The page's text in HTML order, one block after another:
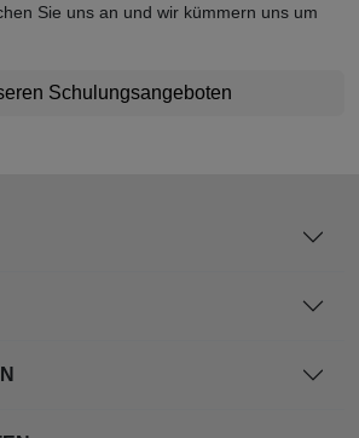
Sie uns an und wir kümmern uns um
Schulungsangeboten